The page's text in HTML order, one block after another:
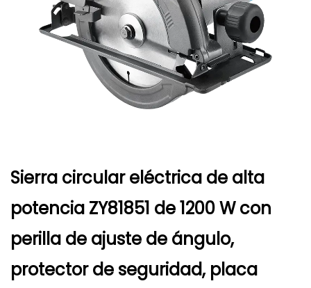
Sierra circular eléctrica de alta
potencia ZY81851 de 1200 W con
perilla de ajuste de ángulo,
protector de seguridad, placa